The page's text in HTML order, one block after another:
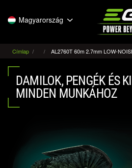
Magyarország
Címlap AL2760T 60m 2.7mm LOW-
DAMILOK, PENGÉK ÉS
MINDEN MUNKÁHOZ